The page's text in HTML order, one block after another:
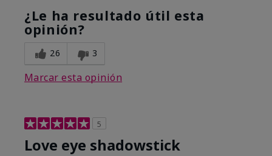
¿Le ha resultado útil esta
opinión?
26 3
Marcar esta opinión
5
Love eye shadowstick